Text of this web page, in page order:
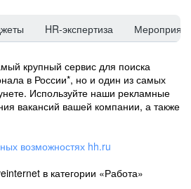
HR-экспертиза
крупный сервис для поиска
в России*, но и один из самых
Используйте наши рекламные
вакансий вашей компании, а также
возможностях hh.ru
в категории «Работа»